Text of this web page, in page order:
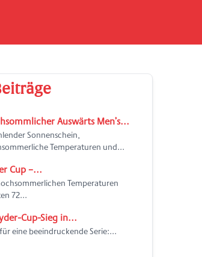
Auswärts Men’s...
Sonnenschein,
Temperaturen und...
Cup –...
Temperaturen
72...
Cup-Sieg in...
eine beeindruckende Serie:...